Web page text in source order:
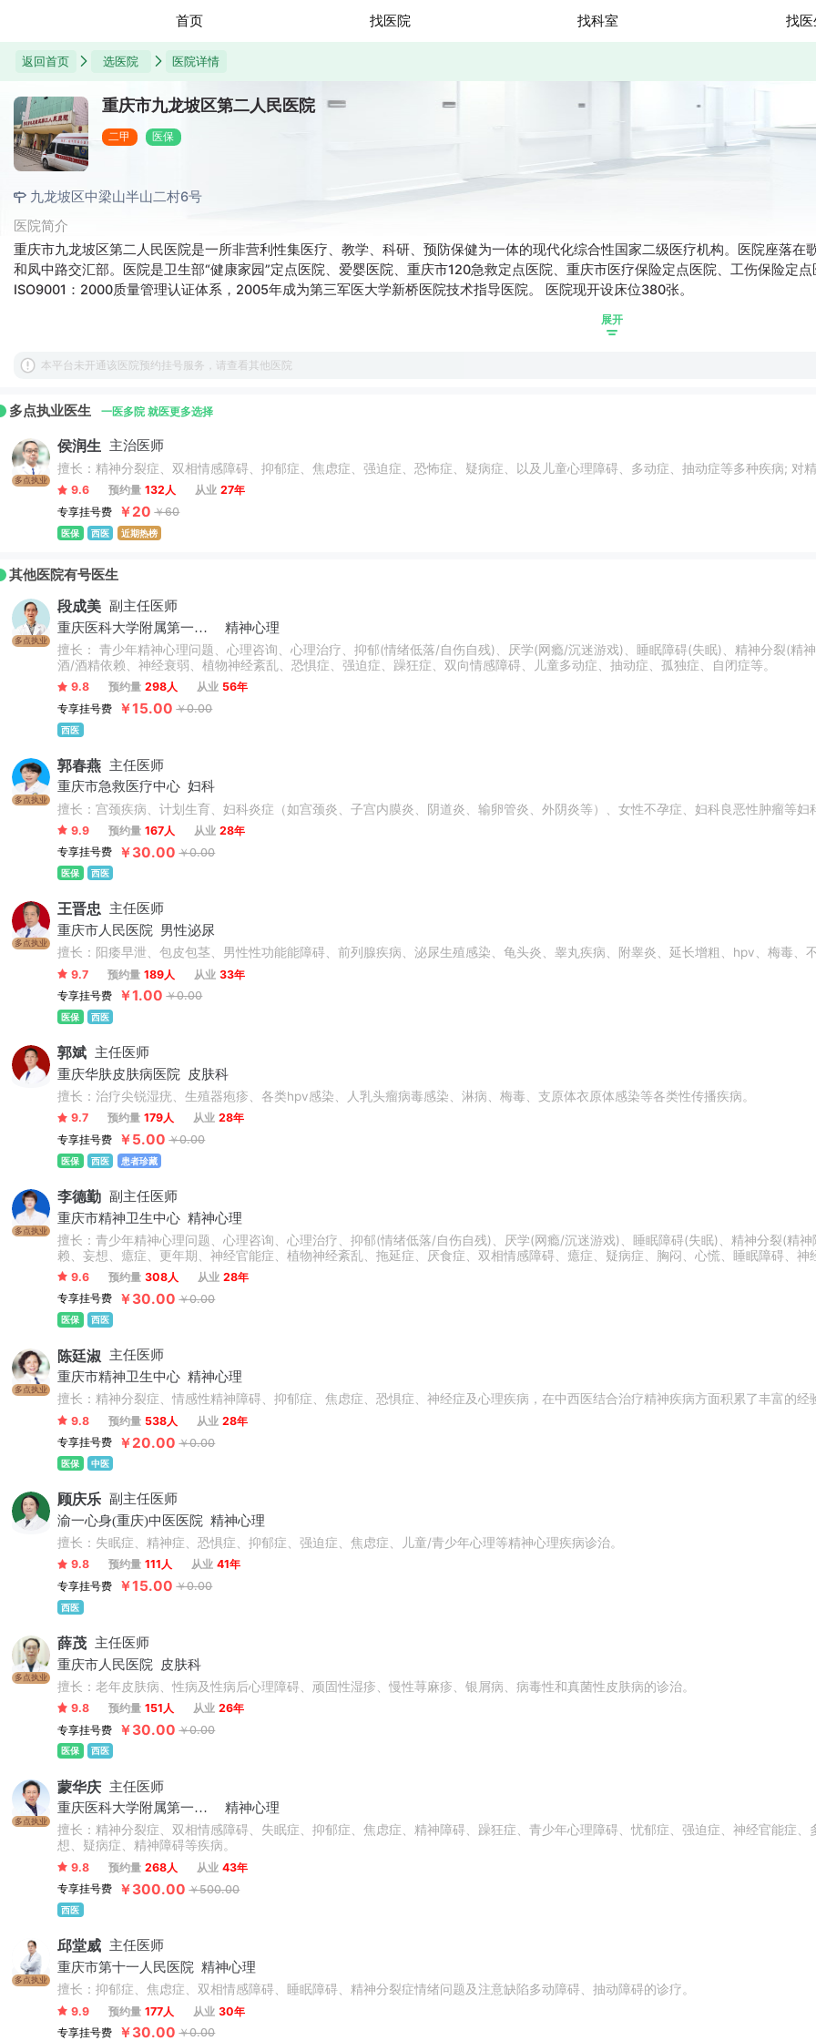
首页 找医院 找科室 找医
返回首页 选医院 医院详情
重庆市九龙坡区第二人民医院
二甲 医保
九龙坡区中梁山半山二村6号
医院简介
重庆市九龙坡区第二人民医院是一所非营利性集医疗、教学、科研、预防保健为一体的现代化综合性国家二级医疗机构。医院座落
和凤中路交汇部。医院是卫生部“健康家园”定点医院、爱婴医院、重庆市120急救定点医院、重庆市医疗保险定点医院、工伤保险定
ISO9001：2000质量管理认证体系，2005年成为第三军医大学新桥医院技术指导医院。 医院现开设床位380张。
展开
本平台未开通该医院预约挂号服务，请查看其他医院
多点执业医生 一医多院 就医更多选择
多点执业
侯润生 主治医师
擅长：精神分
9.6 预约量 132人 从业 27年
专享挂号费
￥20 ￥60
医保 西医 近期热榜
其他医院有号医生
多点执业
段成美 副主任医师
重庆医科大学附属第一医院
精神心理
擅长： 青少年精神心理问题、心理咨询、心理治疗、抑郁(情绪低落/自伤自残)、厌学(网瘾/沉迷游戏)、睡眠障碍(失眠)、精神分裂(精
酒/酒精依赖、神经衰弱、植物神经紊乱、恐惧症、强迫症、躁狂症、双向情感障碍、儿童多动症、抽动症、孤独症、自闭症等。
9.8 预约量 298人 从业 56年
专享挂号费
￥15.00 ￥0.00
西医
多点执业
郭春燕 主任医师
重庆市急救医疗中心 妇科
擅长：宫颈疾病、计划生育、妇科炎症（如宫颈炎、子宫内膜炎、阴道炎、输卵管炎、外阴炎等）、女性不孕症、妇科良恶性肿瘤等
9.9 预约量 167人 从业 28年
专享挂号费
￥30.00 ￥0.00
医保 西医
多点执业
王晋忠 主任医师
重庆市人民医院
男性泌尿
擅长：阳痿早泄、包皮包茎、男性性功能能障碍、前列腺疾病、泌尿生殖感染、龟头炎、睾丸疾病、附睾炎、延长增粗、hpv、梅毒、
9.7 预约量 189人 从业 33年
专享挂号费
￥1.00 ￥0.00
医保 西医
郭斌 主任医师
重庆华肤皮肤病医院
皮肤科
擅长：治疗尖锐湿疣、生殖器疱疹、各类hpv感染、人乳头瘤病毒感染、淋病、梅毒、支原体衣原体感染等各类性传播疾病。
9.7 预约量 179人 从业 28年
专享挂号费
￥5.00 ￥0.00
医保 西医 患者珍藏
多点执业
李德勤 副主任医师
重庆市精神卫生中心 精神心理
擅长：青少年精神心理问题、心理咨询、心理治疗、抑郁(情绪低落/自伤自残)、厌学(网瘾/沉迷游戏)、睡眠障碍(失眠)、精神分裂(精
赖、妄想、癔症、更年期、神经官能症、植物神经紊乱、拖延症、厌食症、双相情感障碍、癔症、疑病症、胸闷、心慌、睡眠障碍、神
9.6 预约量 308人 从业 28年
专享挂号费
￥30.00 ￥0.00
医保 西医
多点执业
陈廷淑 主任医师
重庆市精神卫生中心 精神心理
擅长：精神分裂症、情感性精神障碍、抑郁症、焦虑症、恐惧症、神经症及心理疾病，在中西医结合治疗精神疾病方面积累了丰富的经
9.8 预约量 538人 从业 28年
专享挂号费
￥20.00 ￥0.00
医保 中医
顾庆乐 副主任医师
渝一心身(重庆)中医医院 精神心理
擅长：失眠症、精神症、恐惧症、抑郁症、强迫症、焦虑症、儿童/青少年心理等精神心理疾病诊治。
9.8 预约量 111人 从业 41年
专享挂号费
￥15.00 ￥0.00
西医
多点执业
薛茂 主任医师
重庆市人民医院
皮肤科
擅长：老年皮肤病、性病及性病后心理障碍、顽固性湿疹、慢性荨麻疹、银屑病、病毒性和真菌性皮肤病的诊治。
9.8 预约量 151人 从业 26年
专享挂号费
￥30.00 ￥0.00
医保 西医
多点执业
蒙华庆 主任医师
重庆医科大学附属第一医院
精神心理
擅长：精神分裂症、双相情感障碍、失眠症、抑郁症、焦虑症、精神障碍、躁狂症、青少年心理障碍、忧郁症、强迫症、神经官能症
想、疑病症、精神障碍等疾病。
9.8 预约量 268人 从业 43年
专享挂号费
￥300.00 ￥500.00
西医
多点执业
邱堂威 主任医师
重庆市第十一人民医院 精神心理
擅长：抑郁症、焦虑症、双相情感障碍、睡眠障碍、精神分裂症情绪问题及注意缺陷多动障碍、抽动障碍的诊疗。
9.9 预约量 177人 从业 30年
专享挂号费
￥30.00 ￥0.00